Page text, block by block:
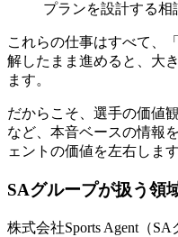
プランを設計する相
これらの仕事はすべて、
解したまま進めると、大
ます。
だからこそ、選手の価値
など、本音ベースの情報
ェントの価値を左右します
SAグループが扱う領
株式会社Sports Agent（